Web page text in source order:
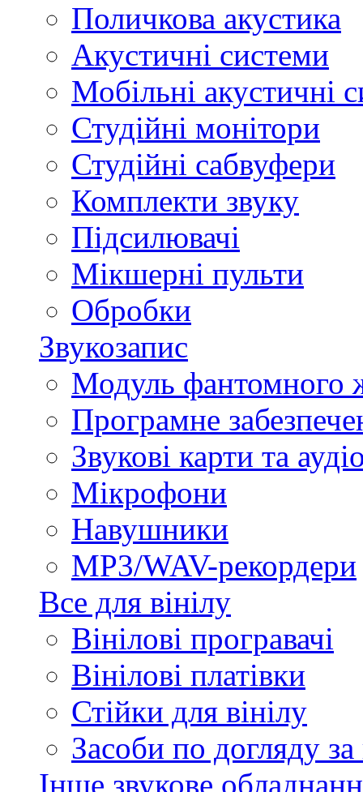
Поличкова акустика
Акустичні системи
Мобільні акустичні
Студійні монітори
Студійні сабвуфери
Комплекти звуку
Підсилювачі
Мікшерні пульти
Обробки
Звукозапис
Модуль фантомного
Програмне
Звукові карти та
Мікрофони
Навушники
MP3/WAV-рекордери
Все для вінілу
Вінілові програвачі
Вінілові платівки
Стійки для вінілу
Засоби по догляду за
Інше звукове